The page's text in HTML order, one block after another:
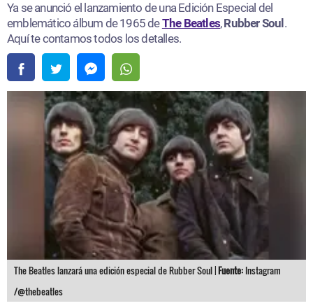
Ya se anunció el lanzamiento de una Edición Especial del
emblemático álbum de 1965 deThe Beatles,Rubber Soul .
Aquí te contamos todos los detalles.
The Beatles lanzará una edición especial de Rubber Soul |Fuente: Instagram
/@thebeatles